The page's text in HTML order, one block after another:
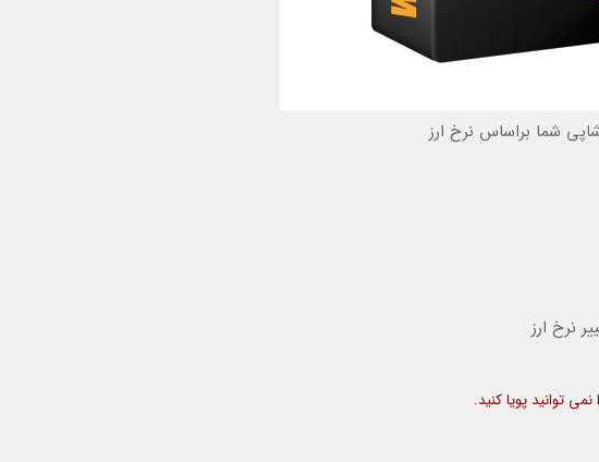
شما براساس نرخ ارز
نرخ ارز
توانید پویا کنید.